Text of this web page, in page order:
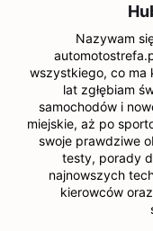
Nazywam
wszystkiego, co ma
lat zgłębiam
samochodów i
miejskie, aż po
swoje prawdziwe
testy, porady
najnowszych
kierowców